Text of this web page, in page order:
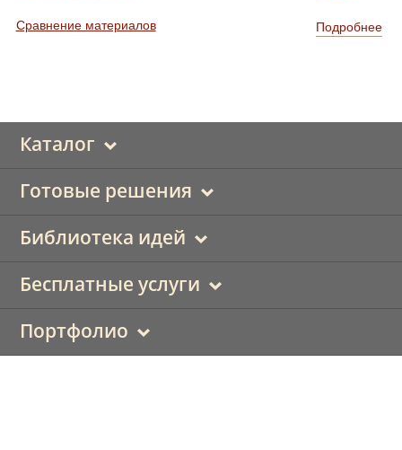
Подробнее
Сравнение материалов
Каталог
Готовые решения
Библиотека идей
Бесплатные услуги
Портфолио